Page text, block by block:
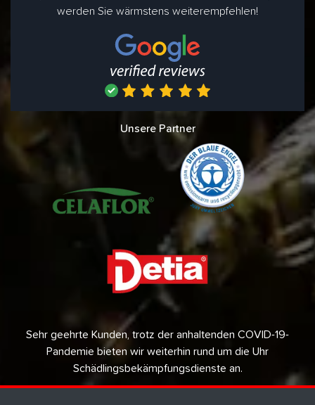
werden Sie wärmstens weiterempfehlen!
Unsere Partner
Sehr geehrte Kunden, trotz der anhaltenden COVID-19-
Pandemie bieten wir weiterhin rund um die Uhr
Schädlingsbekämpfungsdienste an.